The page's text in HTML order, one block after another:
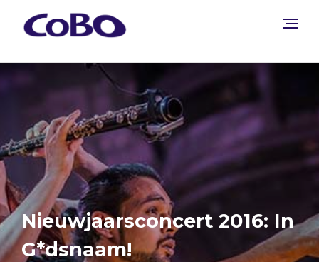
Nieuwjaarsconcert 2016: In
G*dsnaam!